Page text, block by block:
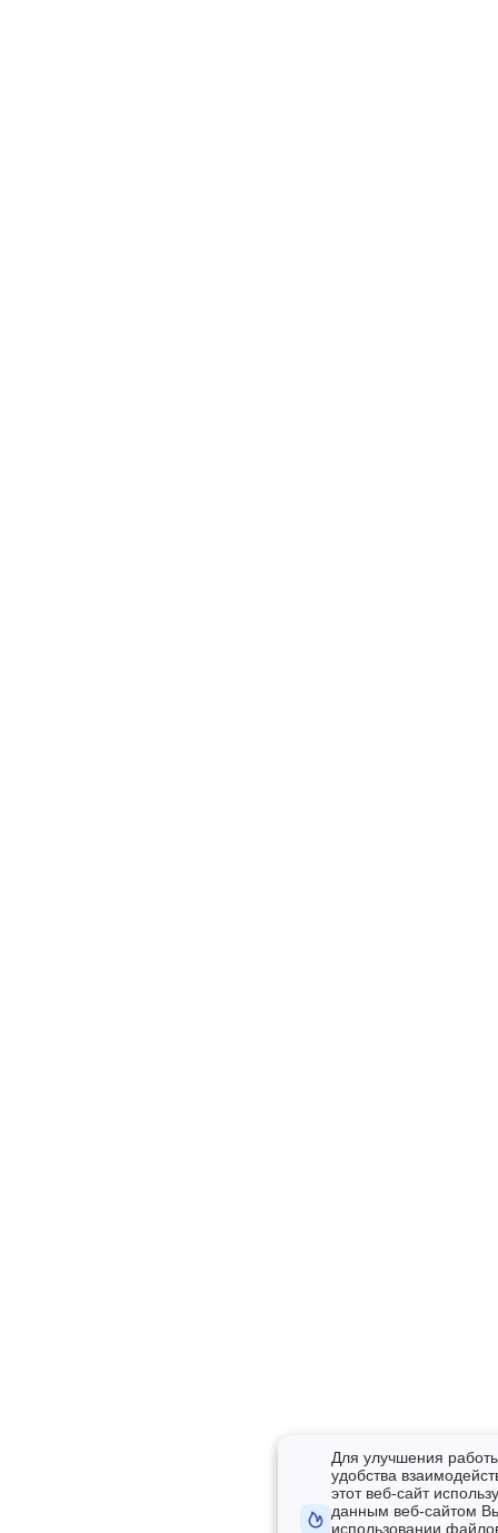
Для улучшения
удобства
этот веб-сайт
данным веб-сайтом
использовании